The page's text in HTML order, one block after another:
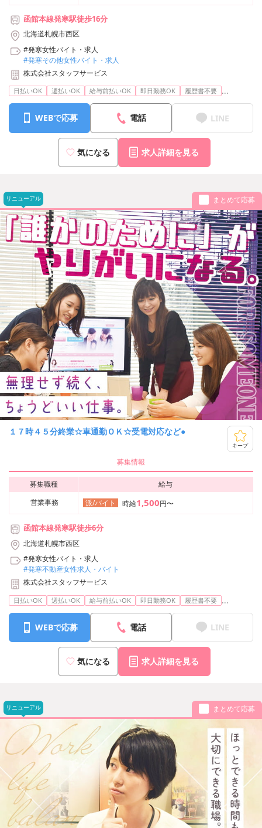
函館本線発寒駅徒歩16分
北海道札幌市西区
#発寒女性バイト・求人
#発寒その他女性バイト・求人
株式会社スタッフサービス
日払いOK 週払いOK 給与前払いOK 即日勤務OK 履歴書不要 ...
WEBで応募 電話 LINE
気になる 求人詳細を見る
リニューアル まとめて応募
１７時４５分終業☆車通勤ＯＫ☆受電対応など●
キープ
募集情報
募集職種
給与
営業事務
派/バイト 時給1,500円〜
函館本線発寒駅徒歩6分
北海道札幌市西区
#発寒女性バイト・求人
#発寒不動産女性求人・バイト
株式会社スタッフサービス
日払いOK 週払いOK 給与前払いOK 即日勤務OK 履歴書不要 ...
WEBで応募 電話 LINE
気になる 求人詳細を見る
リニューアル まとめて応募